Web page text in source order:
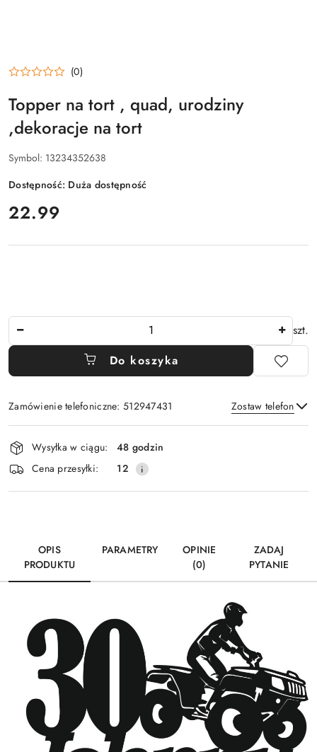
(0)
Topper na tort , quad, urodziny
,dekoracje na tort
Symbol: 13234352638
Dostępność: Duża dostępność
cena:
22.99
szt.
Do koszyka
Zamówienie telefoniczne: 512947431 Zostaw telefon
Wyślij
Dostępność
i
dostawa
Wysyłka w ciągu:
48 godzin
Cena przesyłki:
12
OPIS
PRODUKTU
PARAMETRY
OPINIE
(0)
ZADAJ
PYTANIE